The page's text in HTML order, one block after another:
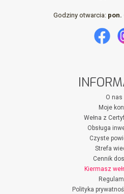
Godziny otwarcia: pon.
O nas
Moje
Wełna z
Obsługa
Czyste
Strefa
Cennik
Kiermasz
Polityka